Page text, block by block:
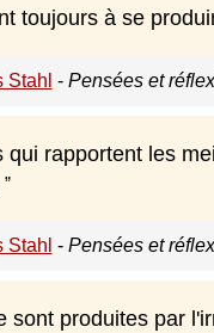
toujours à se
Stahl - Pensées et
rapportent les
Stahl - Pensées et
sont produites par